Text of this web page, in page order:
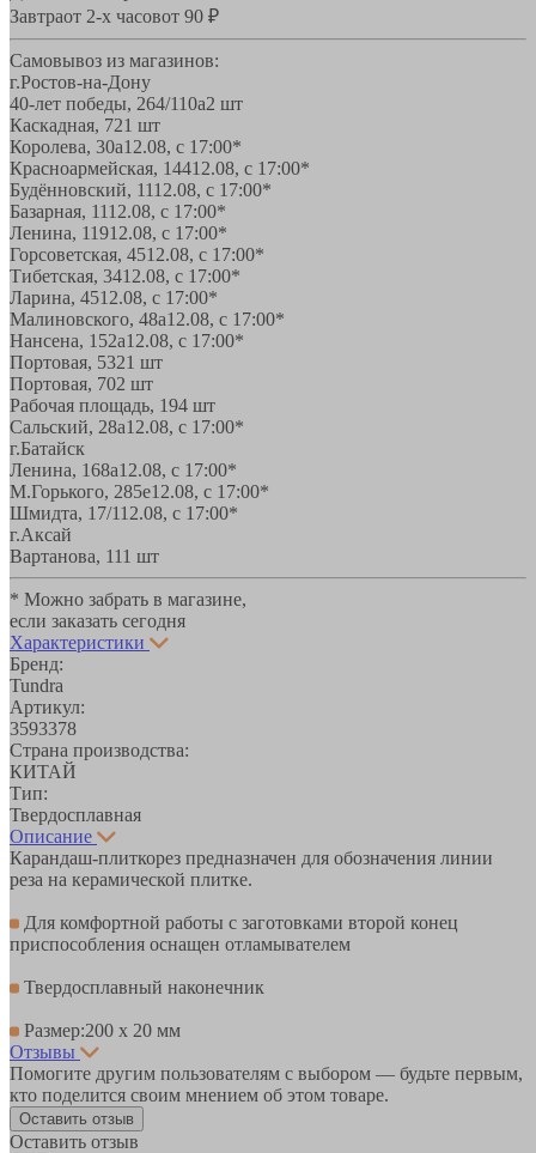
Завтраот 2-х часовот 90 ₽
Самовывоз из магазинов:
г.Ростов-на-Дону
40-лет победы, 264/110а2 шт
Каскадная, 721 шт
Королева, 30а12.08, с 17:00*
Красноармейская, 14412.08, с 17:00*
Будённовский, 1112.08, с 17:00*
Базарная, 1112.08, с 17:00*
Ленина, 11912.08, с 17:00*
Горсоветская, 4512.08, с 17:00*
Тибетская, 3412.08, с 17:00*
Ларина, 4512.08, с 17:00*
Малиновского, 48а12.08, с 17:00*
Нансена, 152а12.08, с 17:00*
Портовая, 5321 шт
Портовая, 702 шт
Рабочая площадь, 194 шт
Сальский, 28a12.08, с 17:00*
г.Батайск
Ленина, 168а12.08, с 17:00*
М.Горького, 285е12.08, с 17:00*
Шмидта, 17/112.08, с 17:00*
г.Аксай
Вартанова, 111 шт
* Можно забрать в магазине,
если заказать сегодня
Характеристики
Бренд:
Tundra
Артикул:
3593378
Страна производства:
КИТАЙ
Тип:
Твердосплавная
Описание
Карандаш-плиткорез предназначен для обозначения линии
реза на керамической плитке.
Для комфортной работы с заготовками второй конец
приспособления оснащен отламывателем
Твердосплавный наконечник
Размер:200 х 20 мм
Отзывы
Помогите другим пользователям с выбором — будьте первым,
кто поделится своим мнением об этом товаре.
Оставить отзыв
Оставить отзыв